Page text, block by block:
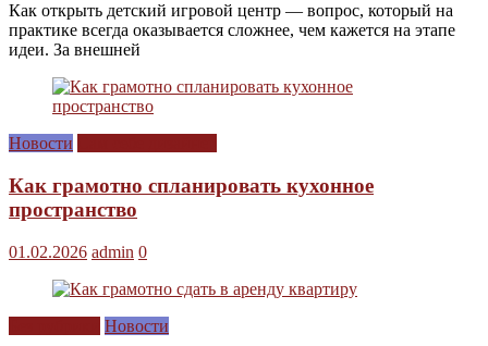
Как открыть детский игровой центр — вопрос, который на
практике всегда оказывается сложнее, чем кажется на этапе
идеи. За внешней
Новости
Как грамотно спланировать кухонное
пространство
01.02.2026 admin 0
Новости